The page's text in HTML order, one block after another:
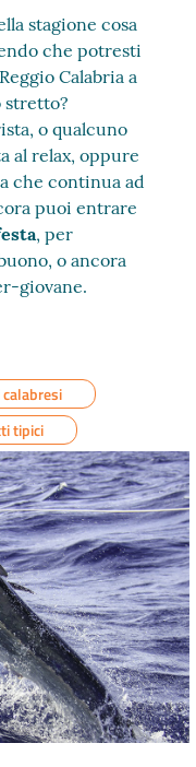
stagione cosa
che potresti
Calabria a
stretto?
o qualcuno
al relax, oppure
che continua ad
puoi entrare
, per
o ancora
giovane.
tipici